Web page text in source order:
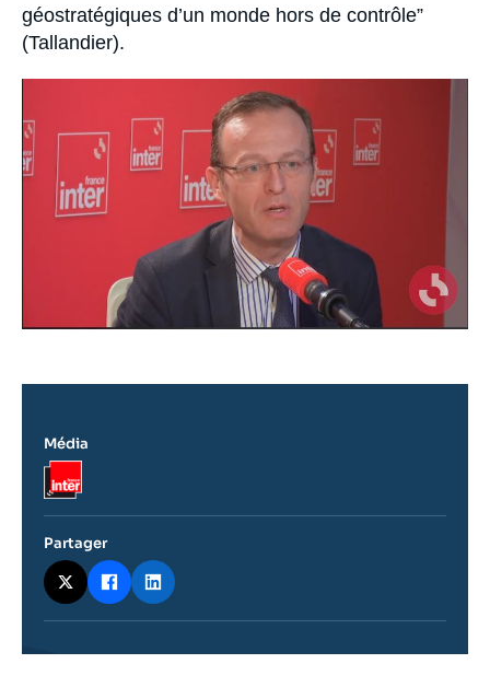
géostratégiques d’un monde hors de contrôle”
(Tallandier).
médiatique
Média
Logo
Partager